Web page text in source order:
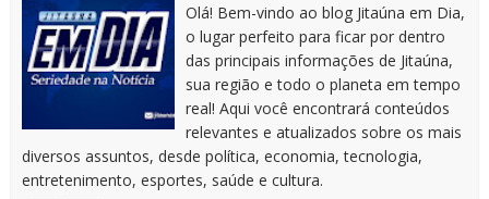
Olá! Bem-vindo ao blog Jitaúna em Dia,
o lugar perfeito para ficar por dentro
das principais informações de Jitaúna,
sua região e todo o planeta em tempo
real! Aqui você encontrará conteúdos
relevantes e atualizados sobre os mais
diversos assuntos, desde política, economia, tecnologia,
entretenimento, esportes, saúde e cultura.